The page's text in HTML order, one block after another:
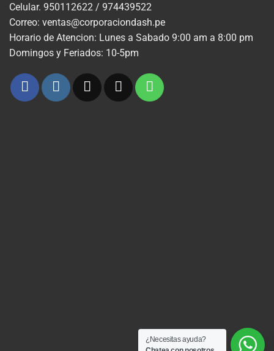
Celular. 950112622 / 974439522
Correo: ventas@corporaciondash.pe
Horario de Atencion: Lunes a Sabado 9:00 am a 8:00 pm
Domingos y Feriados: 10-5pm
¿Necesitas ayuda?